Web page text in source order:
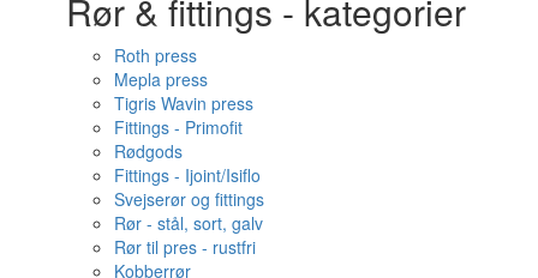
Rør & fittings - kategorier
Roth press
Mepla press
Tigris Wavin press
Fittings - Primofit
Rødgods
Fittings - Ijoint/Isiflo
Svejserør og fittings
Rør - stål, sort, galv
Rør til pres - rustfri
Kobberrør